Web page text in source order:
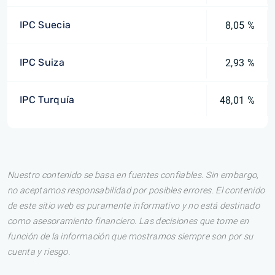
IPC Suecia 8,05 %
IPC Suiza 2,93 %
IPC Turquía 48,01 %
Nuestro contenido se basa en fuentes confiables. Sin embargo,
no aceptamos responsabilidad por posibles errores. El contenido
de este sitio web es puramente informativo y no está destinado
como asesoramiento financiero. Las decisiones que tome en
función de la información que mostramos siempre son por su
cuenta y riesgo.